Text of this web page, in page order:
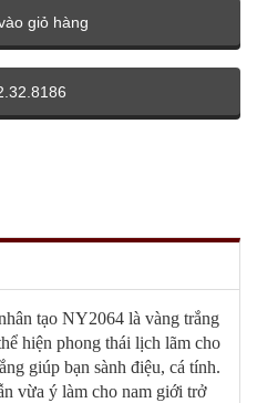
giỏ hàng
tạo NY2064 là vàng trắng
hiện phong thái lịch lãm cho
giúp bạn sành điệu, cá tính.
vừa ý làm cho nam giới trở